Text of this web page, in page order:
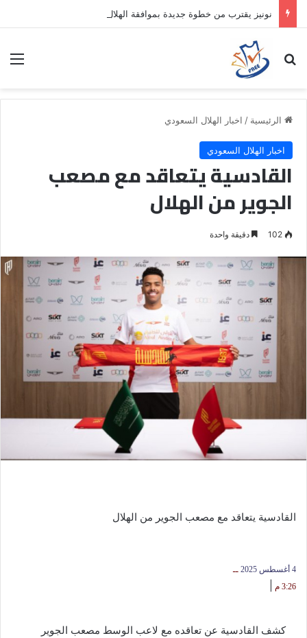
نونيز يقترب من خطوة جديدة بموافقة الهلال
بحث عن
الرئيسية / اخبار الهلال السعودي
اخبار الهلال السعودي
القادسية يتعاقد مع مصعب
الجوير من الهلال
102 دقيقة واحدة
القادسية يتعاقد مع مصعب الجوير من الهلال
4 أغسطس 2025
ــ
3:26 م
كشف القادسية عن تعاقده مع لاعب الوسط مصعب الجوير